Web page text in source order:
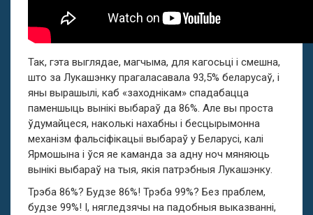
Так, гэта выглядае, магчыма, для кагосьці і смешна,
што за Лукашэнку прагаласавала 93,5% беларусаў, і
яны вырашылі, каб «заходнікам» спадабацца
паменшыць вынікі выбараў да 86%. Але вы проста
ўдумайцеся, наколькі нахабны і бесцырымонна
механізм фальсіфікацыі выбараў у Беларусі, калі
Ярмошына і ўся яе каманда за адну ноч мяняюць
вынікі выбараў на тыя, якія патрэбныя Лукашэнку.
Трэба 86%? Будзе 86%! Трэба 99%? Без праблем,
будзе 99%! І, нягледзячы на падобныя выказванні,